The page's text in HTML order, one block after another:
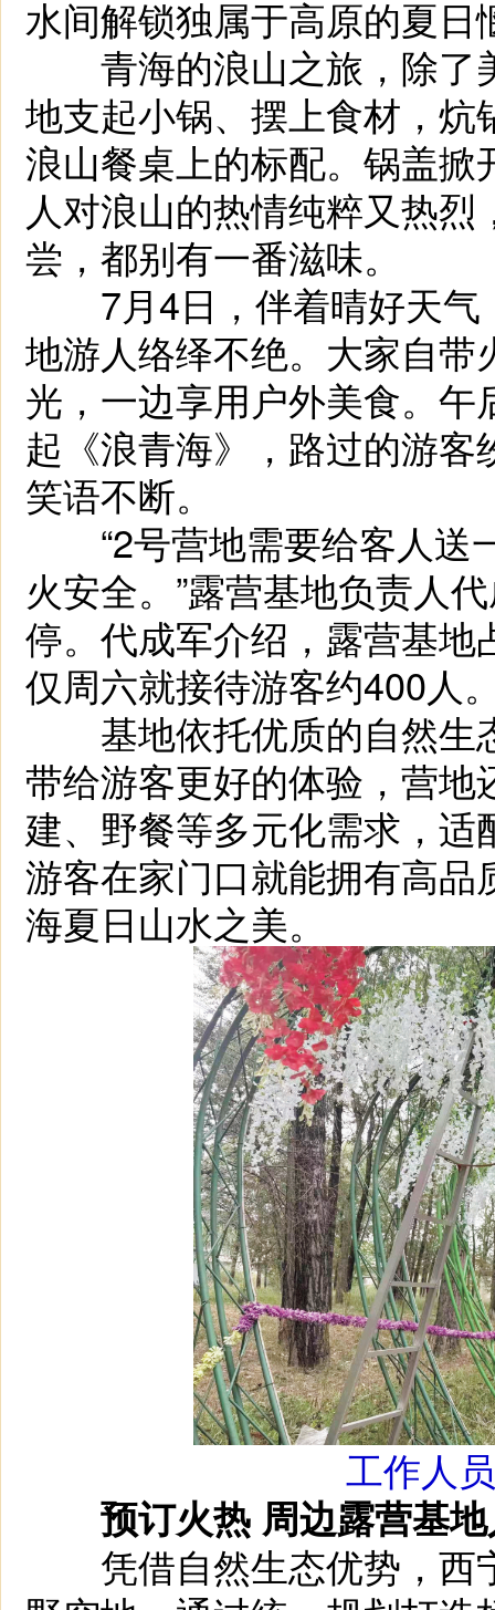
水间解锁独属于高原的夏日
青海的浪山之旅，除了
地支起小锅、摆上食材，
浪山餐桌上的标配。锅盖
人对浪山的热情纯粹又热
尝，都别有一番滋味。
7月4日，伴着晴好天气
地游人络绎不绝。大家自
光，一边享用户外美食。
起《浪青海》，路过的游
笑语不断。
“2号营地需要给客人送
火安全。”露营基地负责人
停。代成军介绍，露营基
仅周六就接待游客约400人
基地依托优质的自然生
带给游客更好的体验，营
建、野餐等多元化需求，
游客在家门口就能拥有高
海夏日山水之美。
工作人
预订火热 周边露营基
凭借自然生态优势，西